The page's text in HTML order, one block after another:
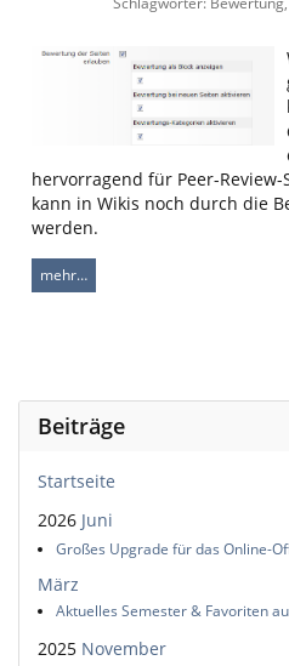
hervorragend für Peer-
kann in Wikis noch durch die
werden.
mehr…
Beiträge
Startseite
2026 Juni
Großes Upgrade für das Online-
März
Aktuelles Semester & Favoriten
2025 November